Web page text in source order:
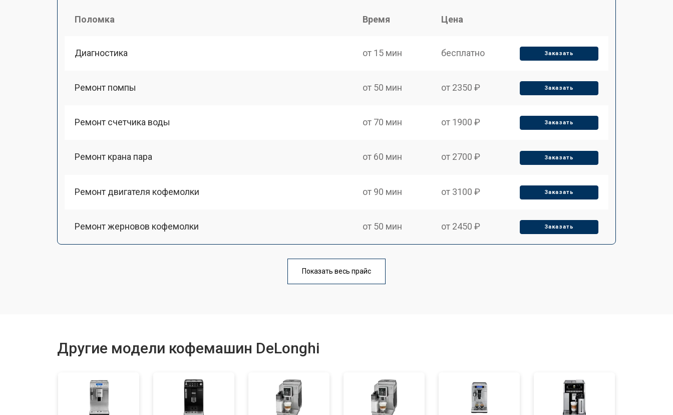
Поломка Время Цена
Диагностика от 15 мин бесплатно Заказать
Ремонт помпы от 50 мин от 2350 ₽ Заказать
Ремонт счетчика воды от 70 мин от 1900 ₽ Заказать
Ремонт крана пара от 60 мин от 2700 ₽ Заказать
Ремонт двигателя кофемолки от 90 мин от 3100 ₽ Заказать
Ремонт жерновов кофемолки от 50 мин от 2450 ₽ Заказать
от 90 мин
Ремонт заварного механизма от 80 мин от 2500 ₽ Заказать
Показать весь прайс
Другие модели кофемашин DeLonghi